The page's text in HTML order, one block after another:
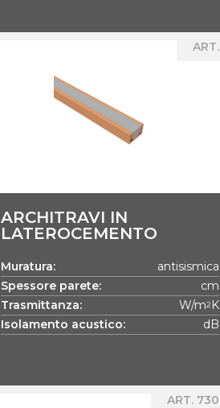
ART.
ARCHITRAVI IN
LATEROCEMENTO
Muratura:
antisismica
Spessore parete:
cm
Trasmittanza:
W/m2 K
Isolamento acustico:
dB
ART. 730